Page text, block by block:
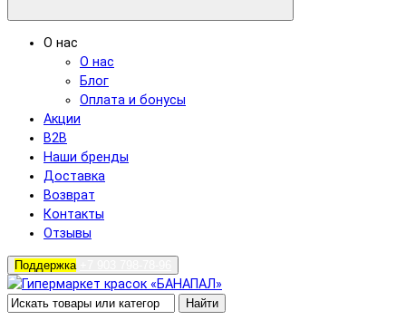
О нас
О нас
Блог
Оплата и бонусы
Акции
B2B
Наши бренды
Доставка
Возврат
Контакты
Отзывы
Поддержка
Найти